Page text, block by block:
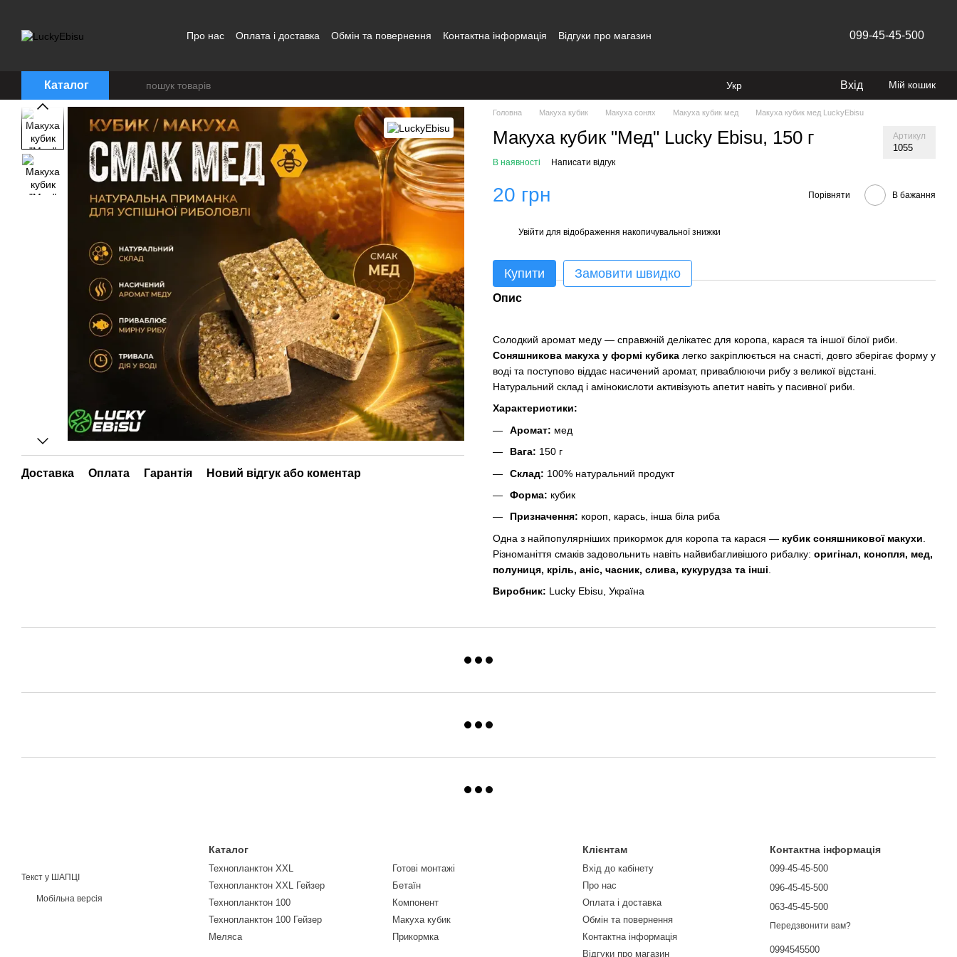
Про нас Оплата і доставка Обмін та повернення Контактна інформація
Відгуки про магазин
099-45-45-500
Каталог Укр Вхід Мій кошик
Доставка Оплата Гарантія Новий відгук або коментар
Головна Макуха кубик Макуха сонях Макуха кубик мед Макуха кубик мед LuckyEbisu
Макуха кубик "Мед" Lucky Ebisu, 150 г Артикул
1055
В наявності Написати відгук
20 грн Порівняти В бажання
Увійти для відображення накопичувальної знижки
Купити Замовити швидко
Опис
Солодкий аромат меду — справжній делікатес для коропа, карася та іншої білої риби.
Соняшникова макуха у формі кубика легко закріплюється на снасті, довго зберігає форму у
воді та поступово віддає насичений аромат, приваблюючи рибу з великої відстані.
Натуральний склад і амінокислоти активізують апетит навіть у пасивної риби.
Характеристики:
Аромат: мед
Вага: 150 г
Склад: 100% натуральний продукт
Форма: кубик
Призначення: короп, карась, інша біла риба
Одна з найпопулярніших прикормок для коропа та карася — кубик соняшникової макухи
Різноманіття смаків задовольнить навіть найвибагливішого рибалку: оригінал, конопля, мед,
полуниця, кріль, аніс, часник, слива, кукурудза та інші
Виробник: Lucky Ebisu, Україна
Текст у ШАПЦІ
Мобільна версія
Каталог
Технопланктон XXL
Технопланктон XXL Гейзер
Технопланктон 100
Технопланктон 100 Гейзер
Меляса
Готові монтажі
Бетаїн
Компонент
Макуха кубик
Прикормка
Клієнтам
Вхід до кабінету
Про нас
Оплата і доставка
Обмін та повернення
Контактна інформація
Відгуки про магазин
Контактна інформація
099-45-45-500
096-45-45-500
063-45-45-500
Передзвонити вам?
0994545500